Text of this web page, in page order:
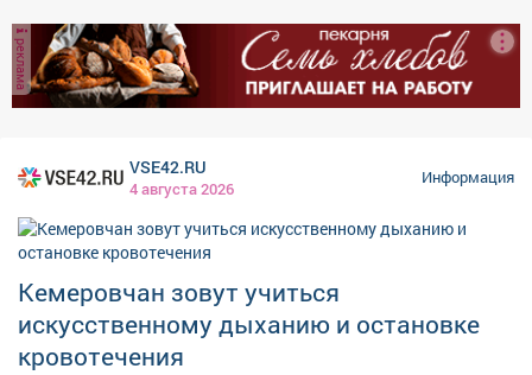
указатели! ❗️Здание школы №26 как раз не
предусматривает подвал. Поэтому пункты укрытия
оборудовали в помещениях без окон с несущими
стенами. Такие места называем «остров
мест для укрытия продолжаем. Полный список точек
безопасности можно найти на карте заглубленных и
Кузбасса: https://clck.su/hEGfq
реклама
VSE42.RU
4 августа 2026
Информация
Кемеровчан зовут учиться
искусственному дыханию и остановке
кровотечения